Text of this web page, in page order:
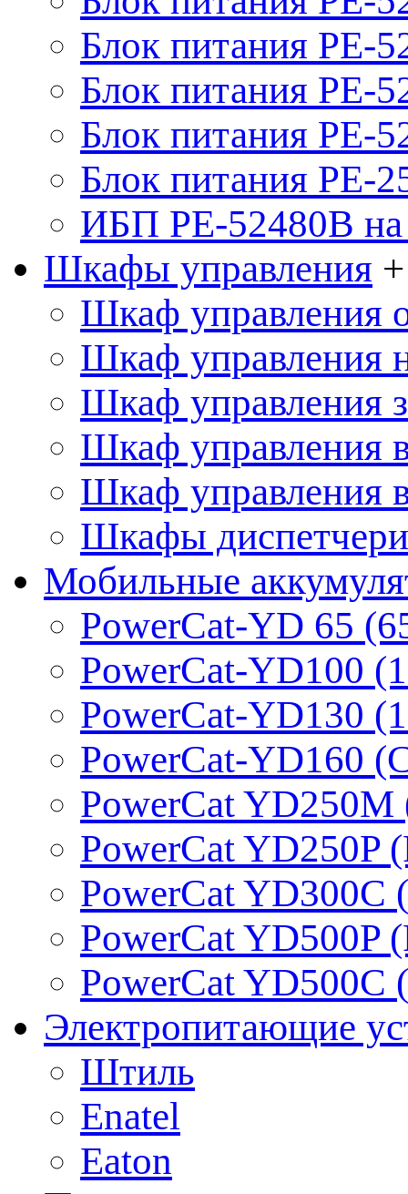
Блок питания PE-
Блок питания PE-
Блок питания PE-
Блок питания PE-
ИБП PE-52480B
Шкафы управления +
Шкаф управления
Шкаф управления
Шкаф управления
Шкаф управления
Шкаф управления
Шкафы
Мобильные
PowerCat-YD 65
PowerCat-YD100
PowerCat-YD130
PowerCat-YD160
PowerCat YD250M
PowerCat YD250P
PowerCat YD300C
PowerCat YD500P
PowerCat YD500C
Электропитающие
Штиль
Enatel
Eaton